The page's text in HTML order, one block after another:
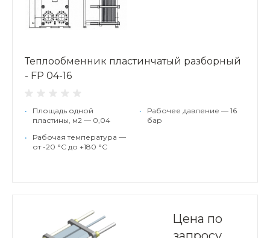
Теплообменник пластинчатый разборный
- FP 04-16
•
Площадь одной
пластины, м2 — 0,04
•
Рабочая температура —
от -20 °С до +180 °С
•
Рабочее давление — 16
бар
Цена по